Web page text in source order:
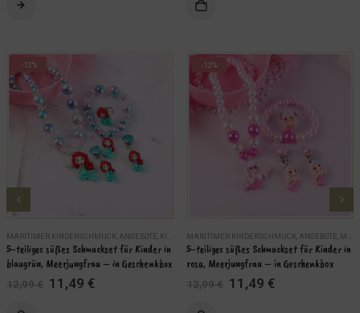
IN DEN WARENKORB
-12%
MARITIMER KINDERSCHMUCK, ANGEBOTE, KINDER ,MARITIME SCHMUCKSETS,SCHMUCK
5-teiliges süßes Schmuckset für Kinder in
blaugrün, Meerjungfrau – in Geschenkbox
12,99€ Ursprünglicher
Preis
11,49 €Aktueller
-12%
MARITIMER KINDERSCHMUCK, ANGEBOTE, MARITIME SCHMUCKSETS
5-teiliges süßes Schmuckset für Kinder in
rosa, Meerjungfrau – in Geschenkbox
12,99€ Ursprünglicher
Preis
11,49 €Aktueller